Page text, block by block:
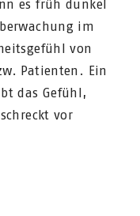
es früh dunkel
im
von
Patienten. Ein
das Gefühl,
vor